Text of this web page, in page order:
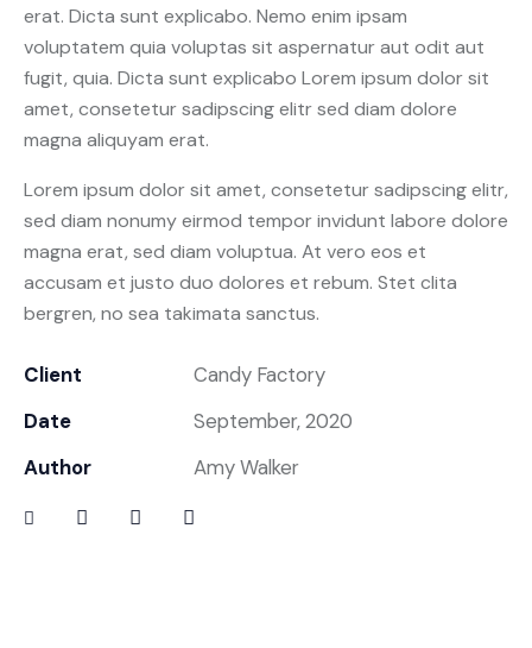
erat. Dicta sunt explicabo. Nemo enim ipsam
voluptatem quia voluptas sit aspernatur aut odit aut
fugit, quia. Dicta sunt explicabo Lorem ipsum dolor sit
amet, consetetur sadipscing elitr sed diam dolore
magna aliquyam erat.
Lorem ipsum dolor sit amet, consetetur sadipscing elitr,
sed diam nonumy eirmod tempor invidunt labore dolore
magna erat, sed diam voluptua. At vero eos et
accusam et justo duo dolores et rebum. Stet clita
bergren, no sea takimata sanctus.
Client
Candy Factory
Date
September, 2020
Author
Amy Walker